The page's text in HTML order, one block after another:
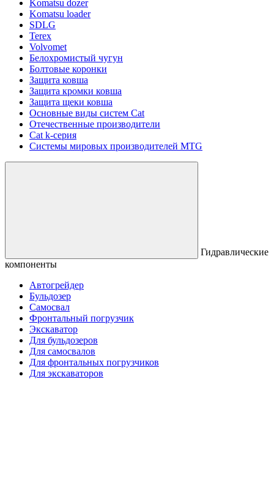
Komatsu dozer
Komatsu loader
SDLG
Terex
Volvomet
Белохромистый чугун
Болтовые коронки
Защита ковша
Защита кромки ковша
Защита щеки ковша
Основные виды систем Cat
Отечественные производители
Сat k-серия
Системы мировых производителей MTG
Гидравлические
компоненты
Автогрейдер
Бульдозер
Самосвал
Фронтальный погрузчик
Экскаватор
Для бульдозеров
Для самосвалов
Для фронтальных погрузчиков
Для экскаваторов